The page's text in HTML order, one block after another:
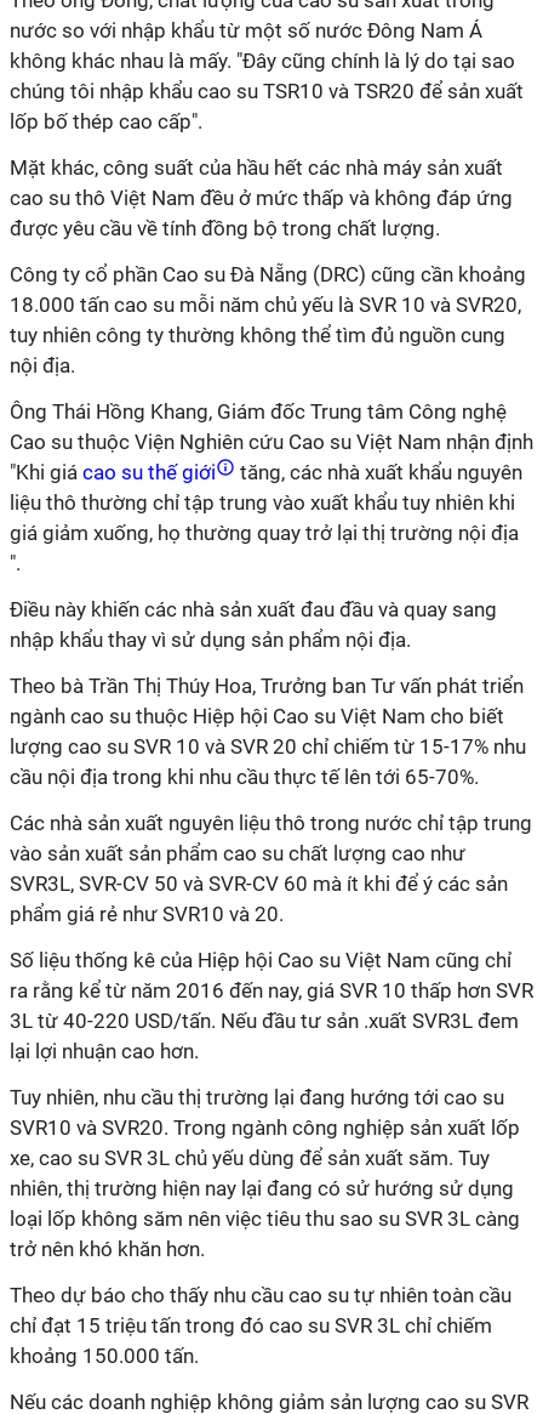
nước so với nhập khẩu từ một số nước Đông Nam Á
không khác nhau là mấy. "Đây cũng chính là lý do tại sao
chúng tôi nhập khẩu cao su TSR10 và TSR20 để sản xuất
lốp bố thép cao cấp".
Mặt khác, công suất của hầu hết các nhà máy sản xuất
cao su thô Việt Nam đều ở mức thấp và không đáp ứng
được yêu cầu về tính đồng bộ trong chất lượng.
Công ty cổ phần Cao su Đà Nẵng (DRC) cũng cần khoảng
18.000 tấn cao su mỗi năm chủ yếu là SVR 10 và SVR20,
tuy nhiên công ty thường không thể tìm đủ nguồn cung
nội địa.
Ông Thái Hồng Khang, Giám đốc Trung tâm Công nghệ
Cao su thuộc Viện Nghiên cứu Cao su Việt Nam nhận định
"Khi giá cao su thế giới
tăng, các nhà xuất khẩu nguyên
liệu thô thường chỉ tập trung vào xuất khẩu tuy nhiên khi
giá giảm xuống, họ thường quay trở lại thị trường nội địa
".
Điều này khiến các nhà sản xuất đau đầu và quay sang
nhập khẩu thay vì sử dụng sản phẩm nội địa.
Theo bà Trần Thị Thúy Hoa, Trưởng ban Tư vấn phát triển
ngành cao su thuộc Hiệp hội Cao su Việt Nam cho biết
lượng cao su SVR 10 và SVR 20 chỉ chiếm từ 15-17% nhu
cầu nội địa trong khi nhu cầu thực tế lên tới 65-70%.
Các nhà sản xuất nguyên liệu thô trong nước chỉ tập trung
vào sản xuất sản phẩm cao su chất lượng cao như
SVR3L, SVR-CV 50 và SVR-CV 60 mà ít khi để ý các sản
phẩm giá rẻ như SVR10 và 20.
Số liệu thống kê của Hiệp hội Cao su Việt Nam cũng chỉ
ra rằng kể từ năm 2016 đến nay, giá SVR 10 thấp hơn SVR
3L từ 40-220 USD/tấn. Nếu đầu tư sản .xuất SVR3L đem
lại lợi nhuận cao hơn.
Tuy nhiên, nhu cầu thị trường lại đang hướng tới cao su
SVR10 và SVR20. Trong ngành công nghiệp sản xuất lốp
xe, cao su SVR 3L chủ yếu dùng để sản xuất săm. Tuy
nhiên, thị trường hiện nay lại đang có sử hướng sử dụng
loại lốp không săm nên việc tiêu thu sao su SVR 3L càng
trở nên khó khăn hơn.
Theo dự báo cho thấy nhu cầu cao su tự nhiên toàn cầu
chỉ đạt 15 triệu tấn trong đó cao su SVR 3L chỉ chiếm
khoảng 150.000 tấn.
Nếu các doanh nghiệp không giảm sản lượng cao su SVR